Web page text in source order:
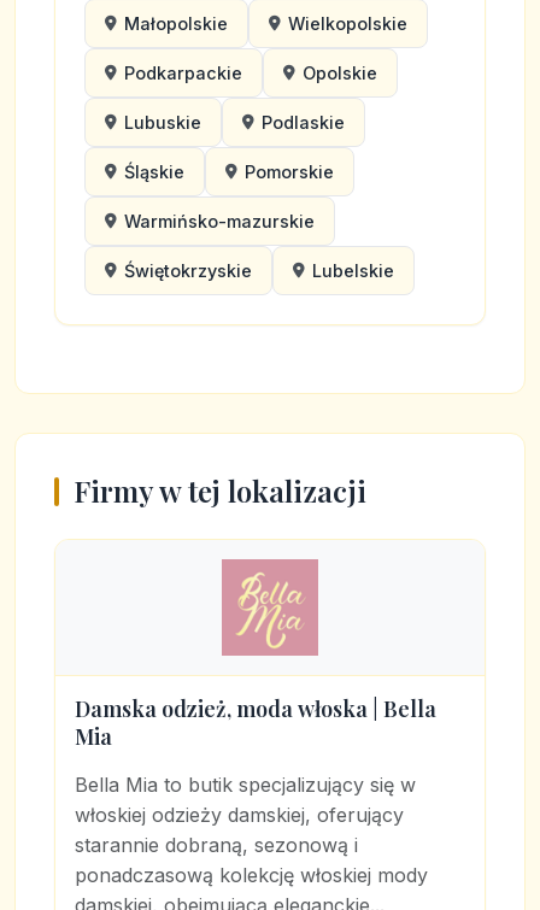
Małopolskie Wielkopolskie
Podkarpackie Opolskie
Lubuskie Podlaskie
Śląskie Pomorskie
Warmińsko-mazurskie
Świętokrzyskie Lubelskie
Firmy w tej lokalizacji
Damska odzież, moda włoska | Bella
Mia
Bella Mia to butik specjalizujący się w
włoskiej odzieży damskiej, oferujący
starannie dobraną, sezonową i
ponadczasową kolekcję włoskiej mody
damskiej, obejmującą eleganckie...